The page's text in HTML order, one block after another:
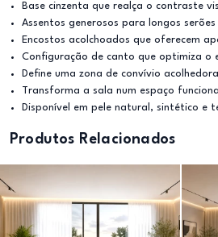
Base cinzenta que realça o contraste
Assentos generosos para longos
Encostos acolchoados que oferecem
Configuração de canto que optimiza o
Define uma zona de convívio acolhedora
Transforma a sala num espaço
Disponível em pele natural, sintético e
Produtos Relacionados